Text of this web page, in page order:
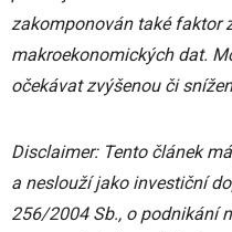
zakomponován také faktor
makroekonomických dat.
očekávat zvýšenou či
Disclaimer: Tento článek
a neslouží jako investiční
256/2004 Sb., o podnikání